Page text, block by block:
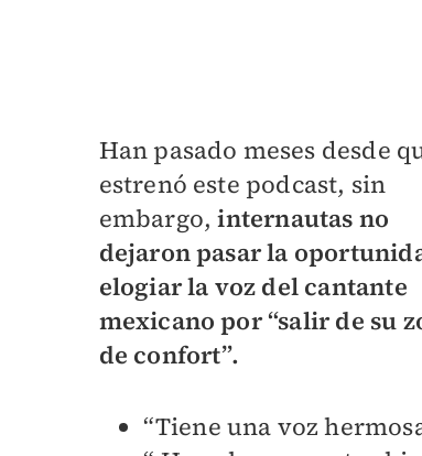
Han pasado meses desde
estrenó este podcast, sin
embargo,internautas no
dejaron pasar la
elogiar la voz del cantante
mexicano por “salir de su
de confort”.
“Tiene una voz